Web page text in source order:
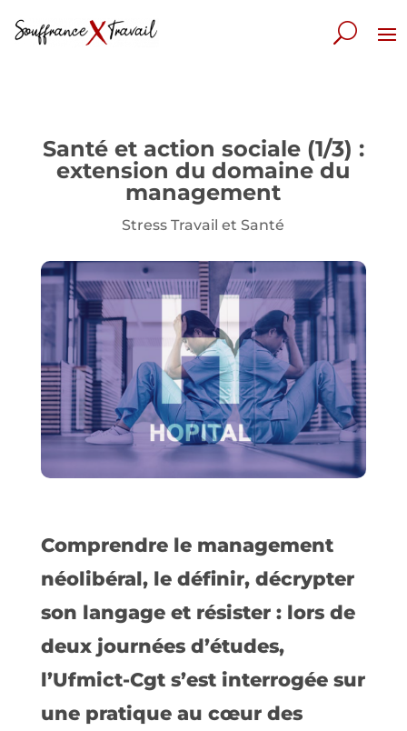
Santé et action sociale (1/3) :
extension du domaine du
management
Stress Travail et Santé
Comprendre le management
néolibéral, le définir, décrypter
son langage et résister : lors de
deux journées d’études,
l’Ufmict-Cgt s’est interrogée sur
une pratique au cœur des